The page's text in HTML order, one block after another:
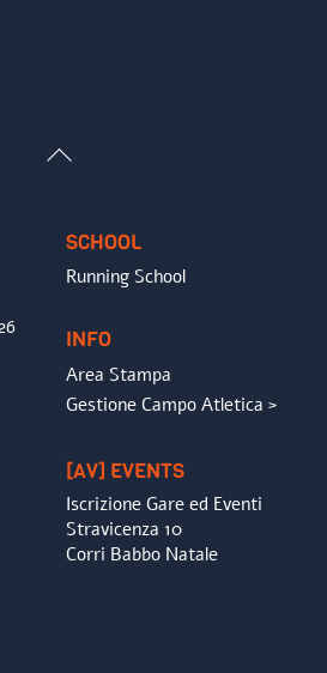
Back
SCHOOL
Running School
INFO
Area Stampa
Gestione Campo Atletica >
[AV] EVENTS
Iscrizione Gare ed Eventi
Stravicenza 10
Corri Babbo Natale